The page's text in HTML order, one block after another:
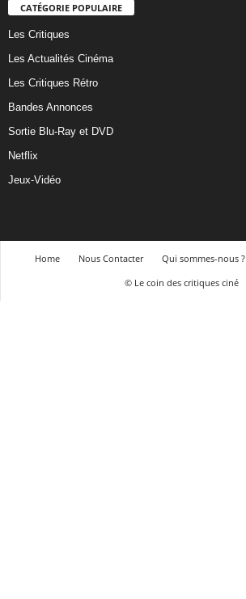
CATÉGORIE POPULAIRE
Les Critiques
Les Actualités Cinéma
Les Critiques Rétro
Bandes Annonces
Sortie Blu-Ray et DVD
Netflix
Jeux-Vidéo
Home Nous Contacter Qui sommes-nous ?
© Le coin des critiques ciné